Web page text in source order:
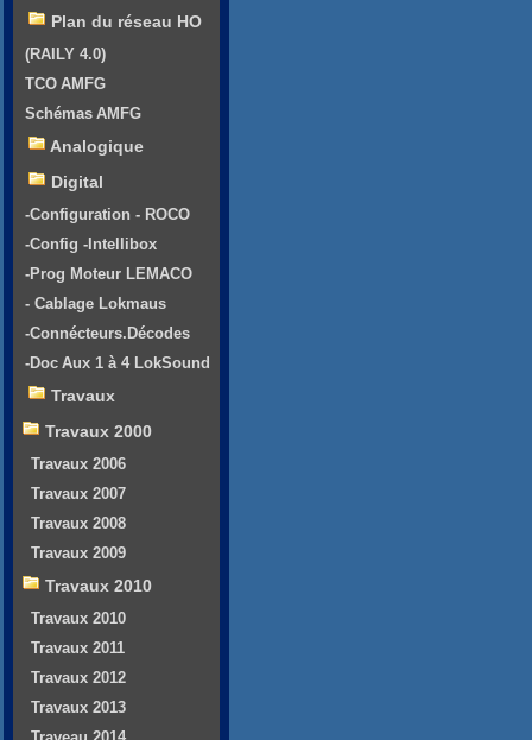
Plan du réseau HO
(RAILY 4.0)
TCO AMFG
Schémas AMFG
Analogique
Digital
-Configuration - ROCO
-Config -Intellibox
-Prog Moteur LEMACO
- Cablage Lokmaus
-Connécteurs.Décodes
-Doc Aux 1 à 4 LokSound
Travaux
Travaux 2000
Travaux 2006
Travaux 2007
Travaux 2008
Travaux 2009
Travaux 2010
Travaux 2010
Travaux 2011
Travaux 2012
Travaux 2013